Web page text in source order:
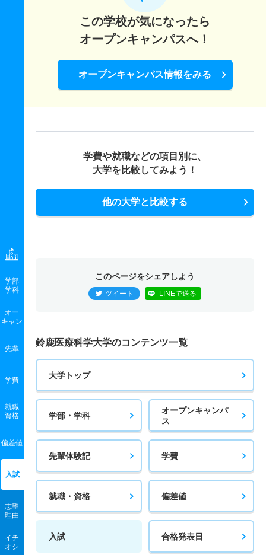
学部
学科
オー
キャン
先輩
学費
就職
資格
偏差値
入試
志望
理由
イチ
オシ
この学校が気になったら
オープンキャンパスへ！
オープンキャンパス情報をみる
学費や就職などの項目別に、
大学を比較してみよう！
他の大学と比較する
このページをシェアしよう
ツイート LINEで送る
鈴鹿医療科学大学のコンテンツ一覧
大学トップ
学部・学科
オープンキャンパ
ス
先輩体験記 学費
就職・資格 偏差値
入試 合格発表日